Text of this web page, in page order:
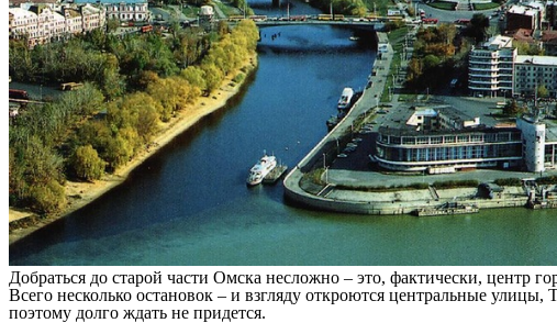
Добраться до старой части Омска несложно – это, фактически, центр
Всего несколько остановок – и взгляду откроются центральные
поэтому долго ждать не придется.